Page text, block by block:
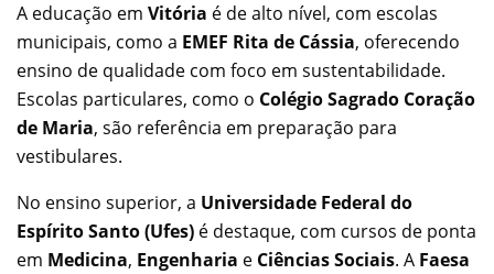
A educação em Vitória é de alto nível, com escolas
municipais, como a EMEF Rita de Cássia, oferecendo
ensino de qualidade com foco em sustentabilidade.
Escolas particulares, como o Colégio Sagrado Coração
de Maria, são referência em preparação para
vestibulares.
No ensino superior, a Universidade Federal do
Espírito Santo (Ufes) é destaque, com cursos de ponta
em Medicina, Engenharia e Ciências Sociais. A Faesa